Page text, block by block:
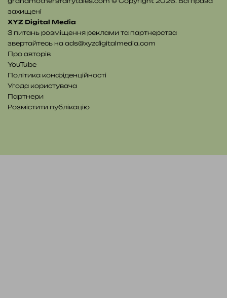
захищені
XYZ Digital Media
З питань розміщення реклами та партнерства
звертайтесь на ads@xyzdigitalmedia.com
Про авторів
YouTube
Політика конфіденційності
Угода користувача
Партнери
Розмістити публікацію